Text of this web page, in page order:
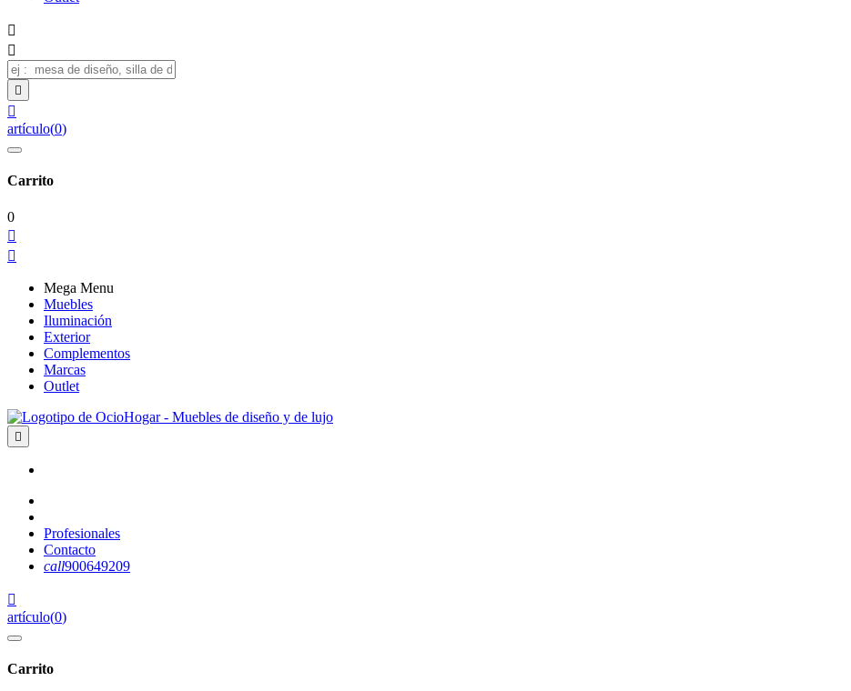




artículo(0)
Carrito
0


Mega Menu
Muebles
Iluminación
Exterior
Complementos
Marcas
Outlet

Profesionales
Contacto
call900649209

artículo(0)
Carrito